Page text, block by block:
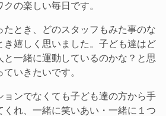
の楽しい毎日です。
たとき、どのスタッフもみた事のな
き嬉しく思いました。子ども達はど
と一緒に運動しているのかな？と思
いきたいです。
ョンでなくても子ども達の方から手
くれ、一緒に笑いあい・一緒に１つ